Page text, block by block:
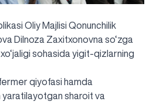
Oliy Majlisi Qonunchilik
Dilnoza Zaxitxonovna so‘zga
sohasida yigit-qizlarning
qiyofasi hamda
sharoit va